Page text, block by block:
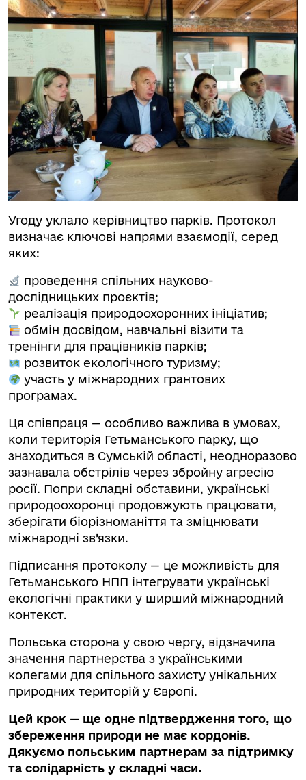
Угоду уклало керівництво парків. Протокол
визначає ключові напрями взаємодії, серед
яких:
проведення спільних науково-
дослідницьких проєктів;
реалізація природоохоронних ініціатив;
обмін досвідом, навчальні візити та
тренінги для працівників парків;
розвиток екологічного туризму;
участь у міжнародних грантових
програмах.
Ця співпраця — особливо важлива в умовах,
коли територія Гетьманського парку, що
знаходиться в Сумській області, неодноразово
зазнавала обстрілів через збройну агресію
росії. Попри складні обставини, українські
природоохоронці продовжують працювати,
зберігати біорізноманіття та зміцнювати
міжнародні зв’язки.
Підписання протоколу — це можливість для
Гетьманського НПП інтегрувати українські
екологічні практики у ширший міжнародний
контекст.
Польська сторона у свою чергу, відзначила
значення партнерства з українськими
колегами для спільного захисту унікальних
природних територій у Європі.
Цей крок — ще одне підтвердження того, що
збереження природи не має кордонів.
Дякуємо польським партнерам за підтримку
та солідарність у складні часи.